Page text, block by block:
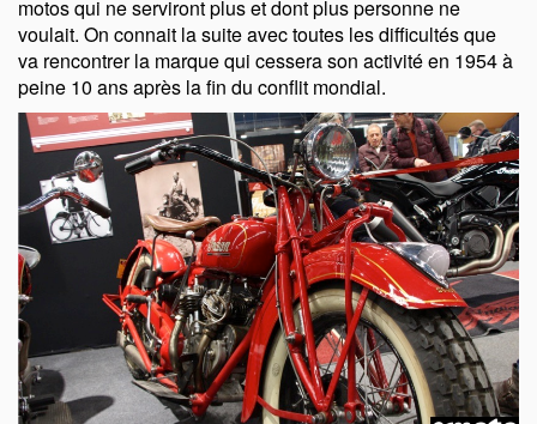
motos qui ne serviront plus et dont plus personne ne
voulait. On connait la suite avec toutes les difficultés que
va rencontrer la marque qui cessera son activité en 1954 à
peine 10 ans après la fin du conflit mondial.